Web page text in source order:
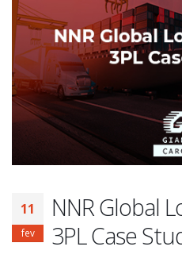
11
fev
NNR Global
3PL Case